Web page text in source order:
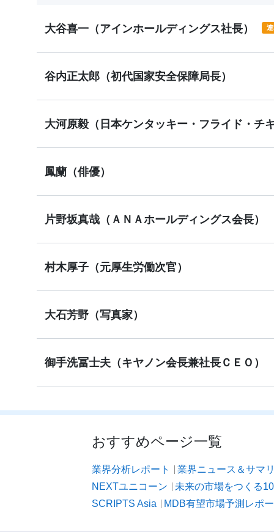
大谷喜一（アインホールディングス社長）
谷内正太郎（初代国家安全保障局長）
大河原毅（日本ケンタッキー・フライド・チ
鳳蘭（俳優）
片野坂真哉（ＡＮＡホールディングス会長）
村木厚子（元厚生労働次官）
大石芳野（写真家）
御手洗冨士夫（キヤノン会長兼社長ＣＥＯ）